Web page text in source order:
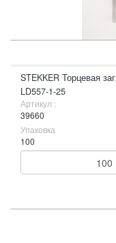
STEKKER Торцевая
LD557-1-25
Артикул :
39660
Упаковка
100